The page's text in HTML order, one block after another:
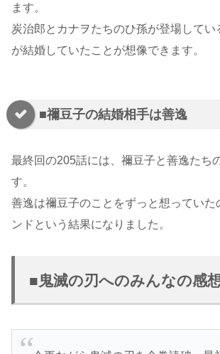
ます。
炭治郎とカナヲたちのひ孫が登場してい
が結婚していたことが想像できます。
■禰豆子の結婚相手は善逸
最終回の205話には、禰豆子と善逸たち
す。
善逸は禰豆子のことをずっと想っていた
ンドという結果になりました。
■鬼滅の刃へのみんなの感